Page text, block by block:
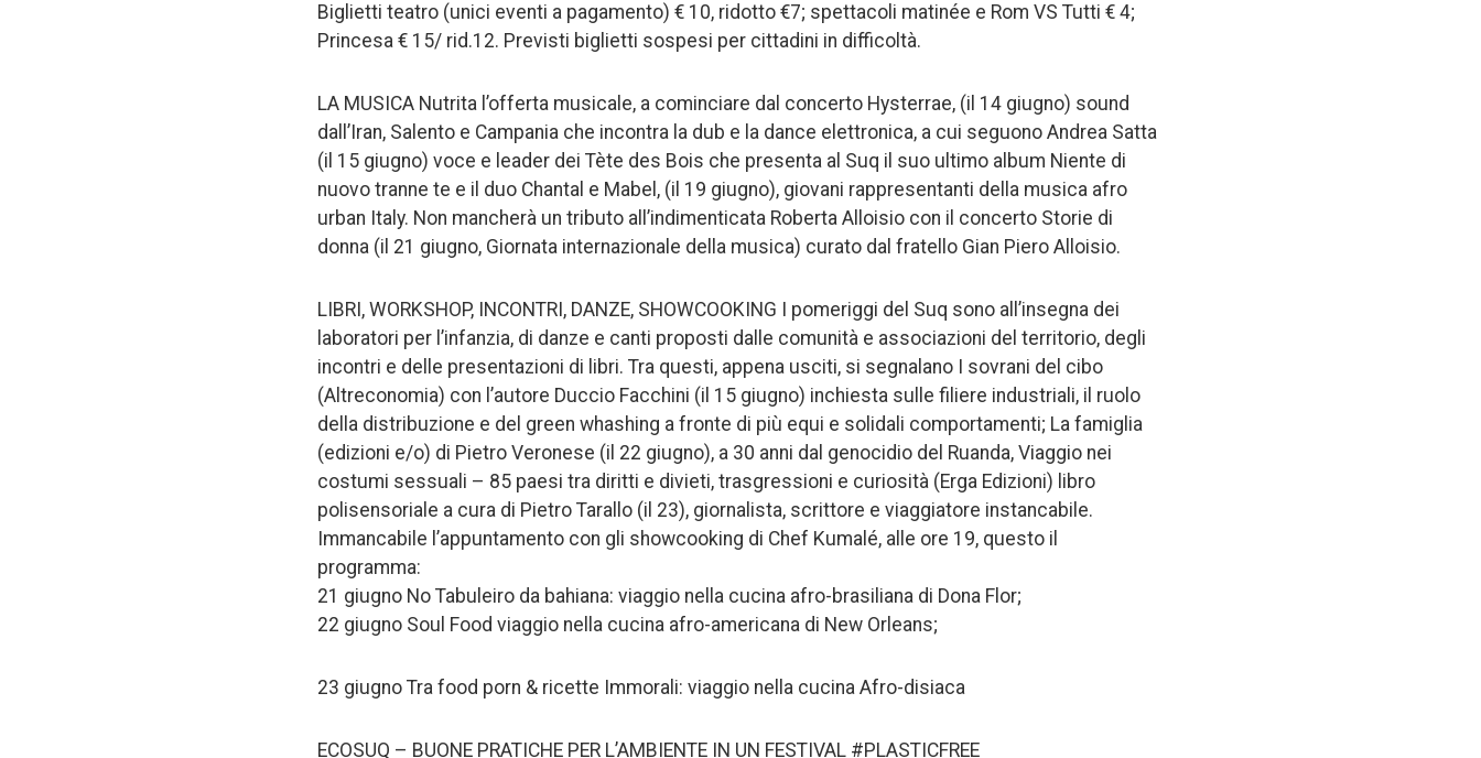
Biglietti teatro (unici eventi a pagamento) € 10, ridotto €7; spettacoli matinée e Rom VS Tutti € 4;
Princesa € 15/ rid.12. Previsti biglietti sospesi per cittadini in difficoltà.
LA MUSICA Nutrita l’offerta musicale, a cominciare dal concerto Hysterrae, (il 14 giugno) sound
dall’Iran, Salento e Campania che incontra la dub e la dance elettronica, a cui seguono Andrea Satta
(il 15 giugno) voce e leader dei Tète des Bois che presenta al Suq il suo ultimo album Niente di
nuovo tranne te e il duo Chantal e Mabel, (il 19 giugno), giovani rappresentanti della musica afro
urban Italy. Non mancherà un tributo all’indimenticata Roberta Alloisio con il concerto Storie di
donna (il 21 giugno, Giornata internazionale della musica) curato dal fratello Gian Piero Alloisio.
LIBRI, WORKSHOP, INCONTRI, DANZE, SHOWCOOKING I pomeriggi del Suq sono all’insegna dei
laboratori per l’infanzia, di danze e canti proposti dalle comunità e associazioni del territorio, degli
incontri e delle presentazioni di libri. Tra questi, appena usciti, si segnalano I sovrani del cibo
(Altreconomia) con l’autore Duccio Facchini (il 15 giugno) inchiesta sulle filiere industriali, il ruolo
della distribuzione e del green whashing a fronte di più equi e solidali comportamenti; La famiglia
(edizioni e/o) di Pietro Veronese (il 22 giugno), a 30 anni dal genocidio del Ruanda, Viaggio nei
costumi sessuali – 85 paesi tra diritti e divieti, trasgressioni e curiosità (Erga Edizioni) libro
polisensoriale a cura di Pietro Tarallo (il 23), giornalista, scrittore e viaggiatore instancabile.
Immancabile l’appuntamento con gli showcooking di Chef Kumalé, alle ore 19, questo il
programma:
21 giugno No Tabuleiro da bahiana: viaggio nella cucina afro-brasiliana di Dona Flor;
22 giugno Soul Food viaggio nella cucina afro-americana di New Orleans;
23 giugno Tra food porn & ricette Immorali: viaggio nella cucina Afro-disiaca
ECOSUQ – BUONE PRATICHE PER L’AMBIENTE IN UN FESTIVAL #PLASTICFREE